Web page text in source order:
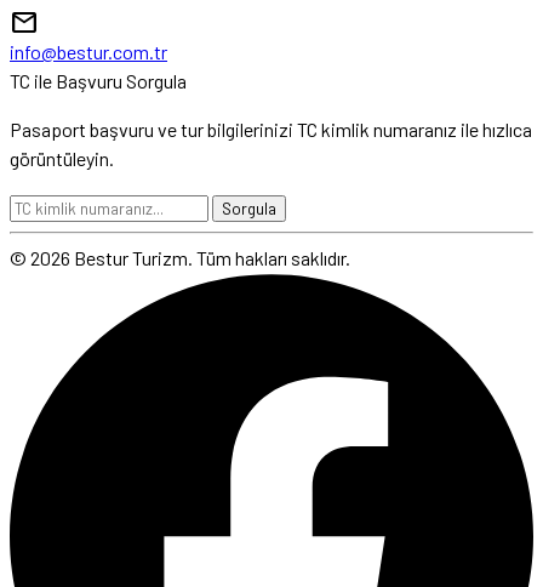
mail
info@bestur.com.tr
TC ile Başvuru Sorgula
Pasaport başvuru ve tur bilgilerinizi TC kimlik numaranız ile hızlıca
görüntüleyin.
Sorgula
© 2026 Bestur Turizm. Tüm hakları saklıdır.